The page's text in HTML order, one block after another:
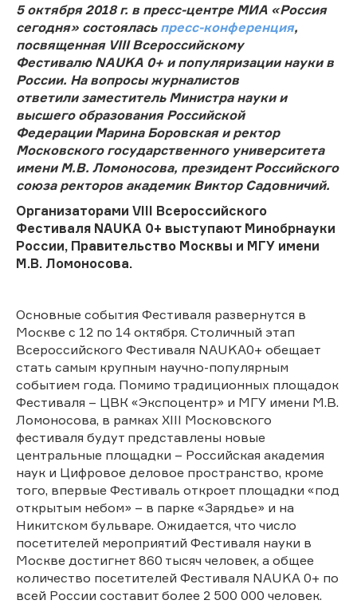
5 октября 2018 г. в пресс-центре МИА «Россия
сегодня» состоялась пресс-конференция,
посвященная VIII Всероссийскому
Фестивалю NAUKA 0+ и популяризации науки в
России. На вопросы журналистов
ответили заместитель Министра науки и
высшего образования Российской
Федерации Марина Боровская и ректор
Московского государственного университета
имени М.В. Ломоносова, президент Российского
союза ректоров академик Виктор Садовничий.
Организаторами VIII Всероссийского
Фестиваля NAUKA 0+ выступают Минобрнауки
России, Правительство Москвы и МГУ имени
М.В. Ломоносова.
Основные события Фестиваля развернутся в
Москве с 12 по 14 октября. Столичный этап
Всероссийского Фестиваля NAUKA0+ обещает
стать самым крупным научно-популярным
событием года. Помимо традиционных площадок
Фестиваля – ЦВК «Экспоцентр» и МГУ имени М.В.
Ломоносова, в рамках XIII Московского
фестиваля будут представлены новые
центральные площадки – Российская академия
наук и Цифровое деловое пространство, кроме
того, впервые Фестиваль откроет площадки «под
открытым небом» – в парке «Зарядье» и на
Никитском бульваре. Ожидается, что число
посетителей мероприятий Фестиваля науки в
Москве достигнет 860 тысяч человек, а общее
количество посетителей Фестиваля NAUKA 0+ по
всей России составит более 2 500 000 человек.